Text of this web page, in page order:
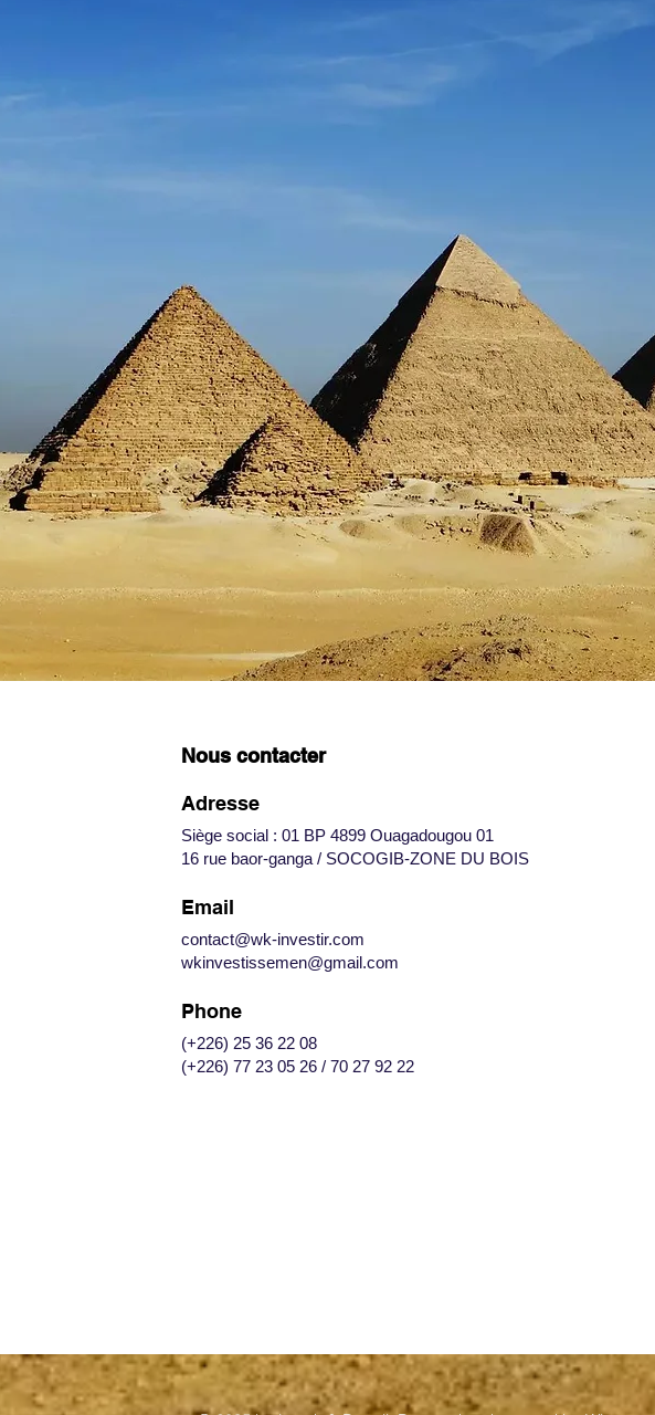
Nous contacter
Adresse
Siège social : 01 BP 4899 Ouagadougou 01
16 rue baor-ganga / SOCOGIB-ZONE DU BOIS
Email
contact@wk-investir.com
wkinvestissemen@gmail.com
Phone
(+226) 25 36 22 08
(+226) 77 23 05 26 / 70 27 92 22